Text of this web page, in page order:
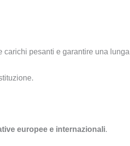
carichi pesanti e garantire una
europee e internazionali.